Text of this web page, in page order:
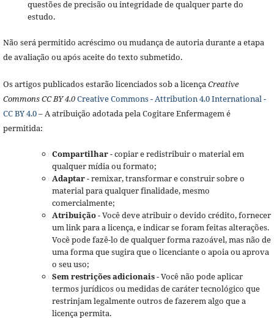
questões de precisão ou integridade de qualquer parte do
estudo.
Não será permitido acréscimo ou mudança de autoria durante a etapa
de avaliação ou após aceite do texto submetido.
Os artigos publicados estarão licenciados sob a licençaCreative
Commons CC BY 4.0Creative Commons - Attribution 4.0 International -
CC BY 4.0– A atribuição adotada pela Cogitare Enfermagem é
permitida:
Compartilhar- copiar e redistribuir o material em
qualquer mídia ou formato;
Adaptar- remixar, transformar e construir sobre o
material para qualquer finalidade, mesmo
comercialmente;
Atribuição- Você deve atribuir o devido crédito, fornecer
um link para a licença, e indicar se foram feitas alterações.
Você pode fazê-lo de qualquer forma razoável, mas não de
uma forma que sugira que o licenciante o apoia ou aprova
o seu uso;
Sem restrições adicionais- Você não pode aplicar
termos jurídicos ou medidas de caráter tecnológico que
restrinjam legalmente outros de fazerem algo que a
licença permita.